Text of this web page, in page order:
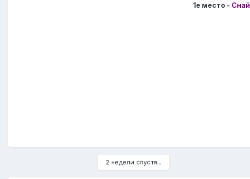
1е место -
2 недели спустя...